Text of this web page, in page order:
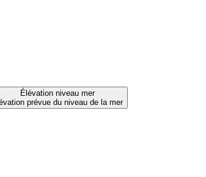
Élévation niveau mer
prévue du niveau de la mer